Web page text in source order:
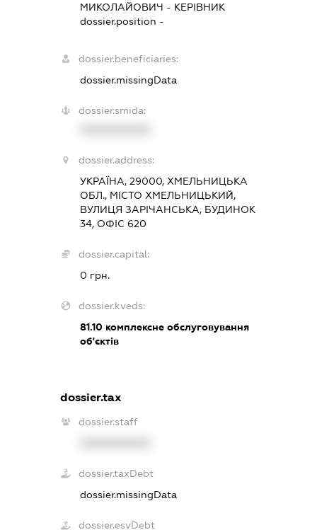
МИКОЛАЙОВИЧ - КЕРІВНИК
dossier.position -
dossier.beneficiaries:
dossier.missingData
dossier.smida:
dossier.address:
УКРАЇНА, 29000, ХМЕЛЬНИЦЬКА
ОБЛ., МІСТО ХМЕЛЬНИЦЬКИЙ,
ВУЛИЦЯ ЗАРІЧАНСЬКА, БУДИНОК
34, ОФІС 620
dossier.capital:
0 грн.
dossier.kveds:
81.10комплексне обслуговування
об'єктів
dossier.tax
dossier.staff
dossier.taxDebt
dossier.missingData
dossier.esvDebt